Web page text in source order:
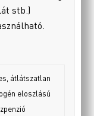
stb.)
átlátszatlan
eloszlású